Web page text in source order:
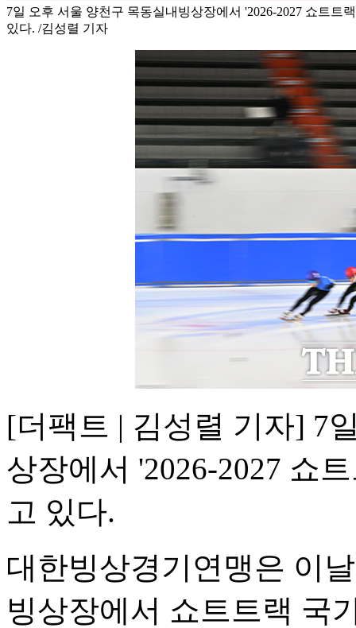
7일 오후 서울 양천구 목동실내빙상장에서 '2026-2027 쇼트트
있다. /김성렬 기자
[더팩트 | 김성렬 기자] 7
상장에서 '2026-2027 쇼
고 있다.
대한빙상경기연맹은 이
빙상장에서 쇼트트랙 국